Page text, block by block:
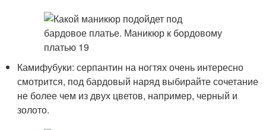
Камифубуки: серпантин на ногтях очень интересно
смотрится, под бардовый наряд выбирайте сочетание
не более чем из двух цветов, например, черный и
золото.